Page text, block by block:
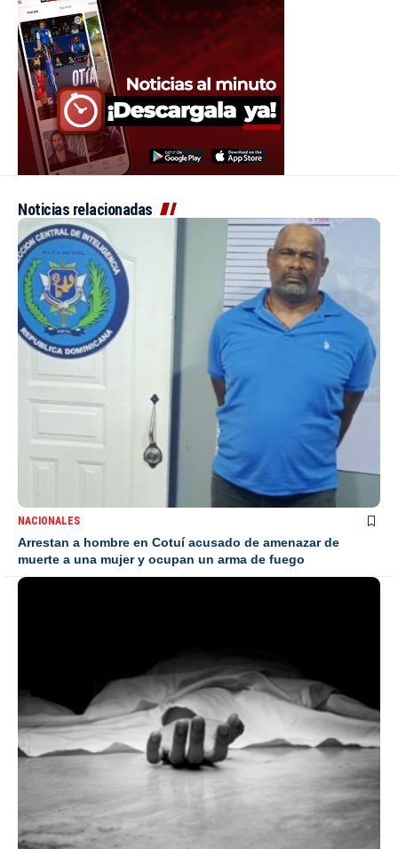
Noticias relacionadas
NACIONALES
Arrestan a hombre en Cotuí acusado de amenazar de
muerte a una mujer y ocupan un arma de fuego